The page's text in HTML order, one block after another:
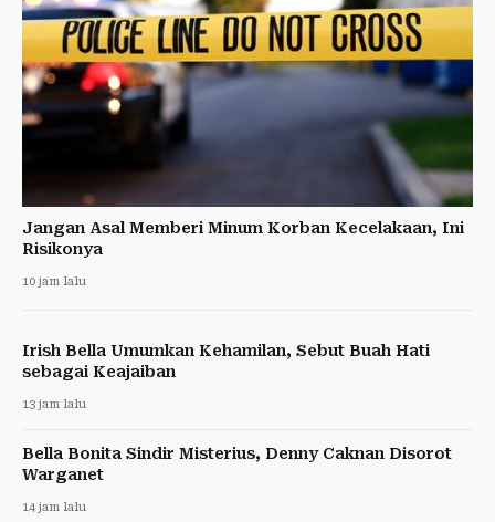
Jangan Asal Memberi Minum Korban Kecelakaan, Ini
Risikonya
10 jam lalu
Irish Bella Umumkan Kehamilan, Sebut Buah Hati
sebagai Keajaiban
13 jam lalu
Bella Bonita Sindir Misterius, Denny Caknan Disorot
Warganet
14 jam lalu